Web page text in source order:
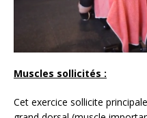
Muscles sollicités :
Cet exercice sollicite